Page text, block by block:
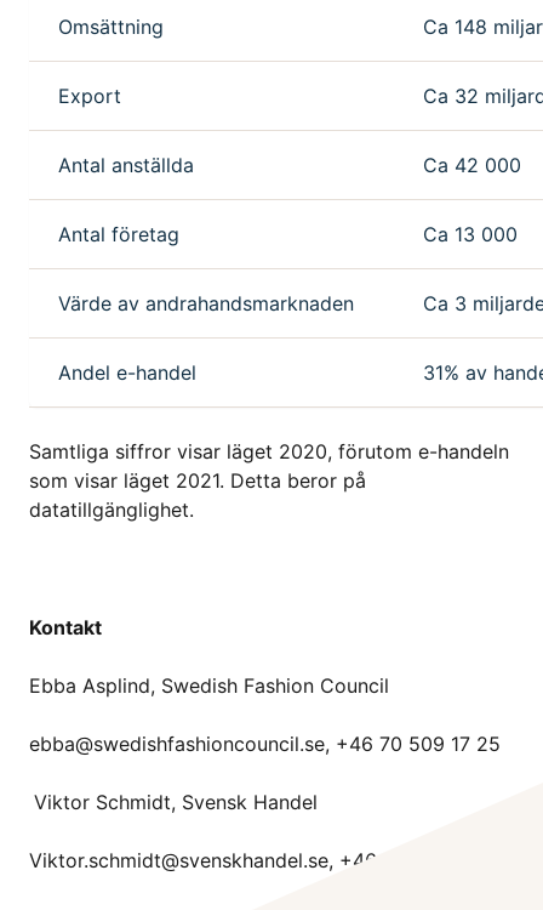
Omsättning Ca 148
Export Ca 32
Antal anställda Ca 42 000
Antal företag Ca 13 000
Värde av andrahandsmarknaden Ca 3
Andel e-handel 31% av
Samtliga siffror visar läget 2020, förutom e-handeln
som visar läget 2021. Detta beror på
datatillgänglighet.
Kontakt
Ebba Asplind, Swedish Fashion Council
ebba@swedishfashioncouncil.se, +46 70 509 17 25
Viktor Schmidt, Svensk Handel
Viktor.schmidt@svenskhandel.se, +46 79 066 11 06